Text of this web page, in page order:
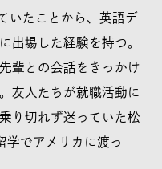
いたことから、英語デ
出場した経験を持つ。
輩との会話をきっかけ
友人たちが就職活動に
り切れず迷っていた松
学でアメリカに渡っ